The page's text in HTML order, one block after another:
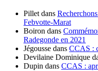
Pilletdans
Febvotte-Marat
Boiron dans
Radegonde en 2021
Jégousse dans CCAS :
Devilaine Dominique
Dupin dans CCAS :